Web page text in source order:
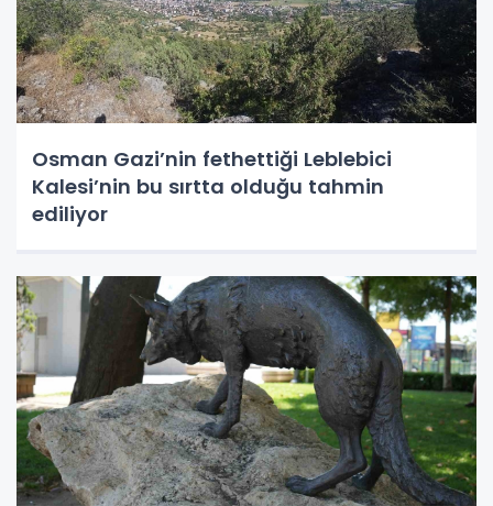
Osman Gazi’nin fethettiği Leblebici
Kalesi’nin bu sırtta olduğu tahmin
ediliyor